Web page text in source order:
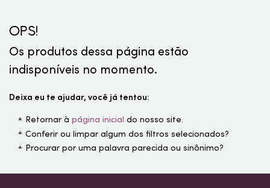
OPS!
Os produtos dessa página estão
indisponíveis no momento.
Deixa eu te ajudar, você já tentou:
Retornar àpágina inicial do nosso site.
Conferir ou limpar algum dos filtros selecionados?
Procurar por uma palavra parecida ou sinônimo?